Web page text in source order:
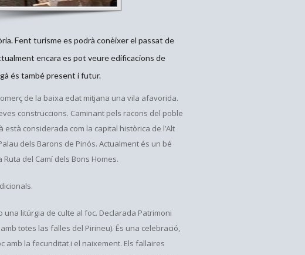
Fent turisme es podrà conèixer el passat de
encara es pot veure edificacions de
és també present i futur.
de la baixa edat mitjana una vila afavorida.
construccions. Caminant pels racons del poble
està considerada com la capital històrica de l’Alt
dels Barons de Pinós. Actualment és un bé
del Camí dels Bons Homes.
una litúrgia de culte al foc. Declarada Patrimoni
totes las falles del Pirineu). És una celebració,
amb la fecunditat i el naixement. Els fallaires